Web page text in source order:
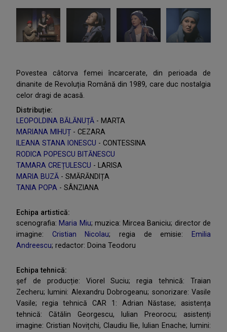
Povestea câtorva femei încarcerate, din perioada de
dinanite de Revoluția Română din 1989, care duc nostalgia
celor dragi de acasă.
Distribuție:
LEOPOLDINA BĂLĂNUȚĂ - MARTA
MARIANA MIHUȚ - CEZARA
ILEANA STANA IONESCU - CONTESSINA
RODICA POPESCU BITĂNESCU
TAMARA CREȚULESCU - LARISA
MARIA BUZĂ - SMĂRĂNDIȚA
TANIA POPA - SÂNZIANA
Echipa artistică:
scenografia: Maria Miu; muzica: Mircea Baniciu; director de
imagine: Cristian Nicolau; regia de emisie:
Emilia
Andreescu; redactor: Doina Teodoru
Echipa tehnică:
șef de producție: Viorel Suciu; regia tehnică: Traian
Zecheru; lumini: Alexandru Dobrogeanu; sonorizare: Vasile
Vasile; regia tehnică CAR 1: Adrian Năstase; asistența
tehnică: Cătălin Georgescu, Iulian Preorocu; asistenți
imagine: Cristian Novițchi, Claudiu Ilie, Iulian Enache; lumini: